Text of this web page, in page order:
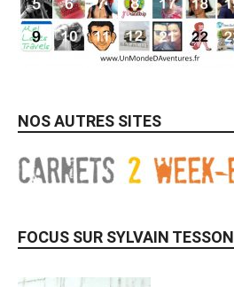
NOS AUTRES SITES
FOCUS SUR SYLVAIN TESSON